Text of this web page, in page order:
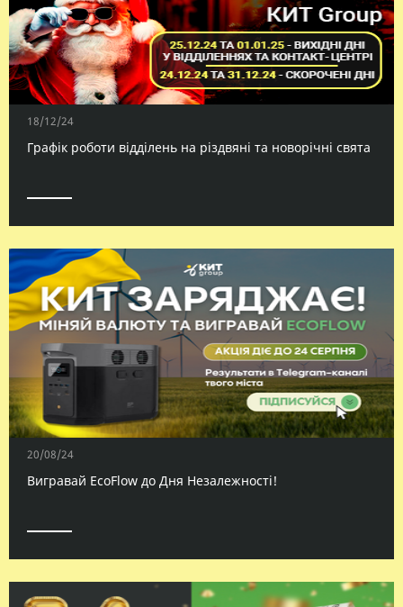
18/12/24
Графік роботи відділень на різдвяні та новорічні свята
20/08/24
Вигравай EcoFlow до Дня Незалежності!